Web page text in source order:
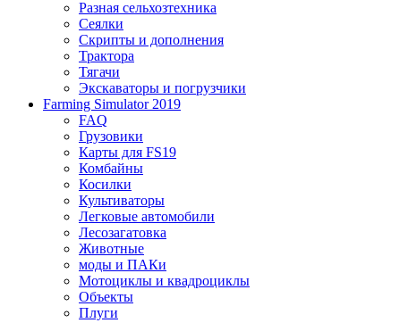
Разная сельхозтехника
Сеялки
Скрипты и дополнения
Трактора
Тягачи
Экскаваторы и погрузчики
Farming Simulator 2019
FAQ
Грузовики
Карты для FS19
Комбайны
Косилки
Культиваторы
Легковые автомобили
Лесозагатовка
Животные
моды и ПАКи
Мотоциклы и квадроциклы
Объекты
Плуги